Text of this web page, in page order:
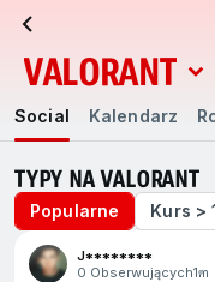
VALORANT
Social Kalendarz
TYPY NA VALORANT
Popularne Kurs >
J********
0 Obserwujących1m